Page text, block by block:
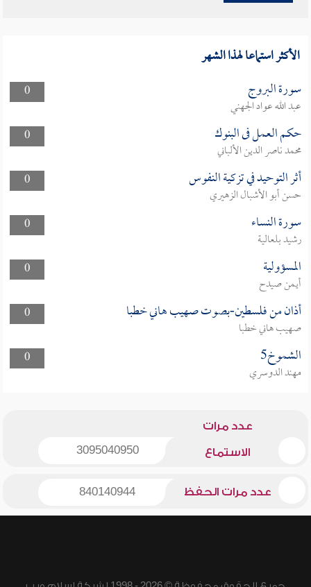
الأكثر استماعا لهذا الشهر
0 سورة البروج
عبد الله عواد الجهني
0
حكم العمل فى البنوك
محمد ناصر الدين الألباني
0
أثر التوحيد في تزكية النفوس
حسن أبو الأشبال الزهيري
0
سورة النساء
رشيد بلعالية
0
المسؤولية
أيمن صيدح
0
أذان من فلسطين-بصوت صهيب هاني خطبا
صهيب هاني خطبا
0
الشموخ5
مهند الدوسري
عدد مرات
الاستماع 3095040950
عدد مرات الحفظ 840140944